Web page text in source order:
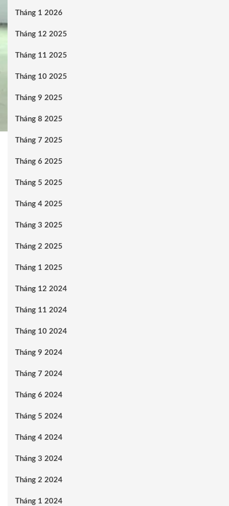
Tháng 1 2026
Tháng 12 2025
Tháng 11 2025
Tháng 10 2025
Tháng 9 2025
Tháng 8 2025
Tháng 7 2025
Tháng 6 2025
Tháng 5 2025
Tháng 4 2025
Tháng 3 2025
Tháng 2 2025
Tháng 1 2025
Tháng 12 2024
Tháng 11 2024
Tháng 10 2024
Tháng 9 2024
Tháng 7 2024
Tháng 6 2024
Tháng 5 2024
Tháng 4 2024
Tháng 3 2024
Tháng 2 2024
Tháng 1 2024